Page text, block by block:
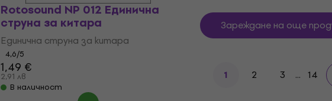
Rotosound NP 012 Единична
струна за китара
Единична струна за китара
4,6/5
1,49 €
2,91 лв
В наличност
Зареждане на още
1 2 3 ... 14